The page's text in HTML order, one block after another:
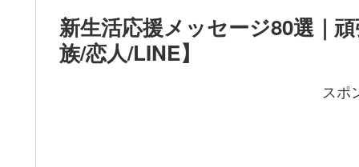
新生活応援メッセージ80選｜
族/恋人/LINE】
スポ